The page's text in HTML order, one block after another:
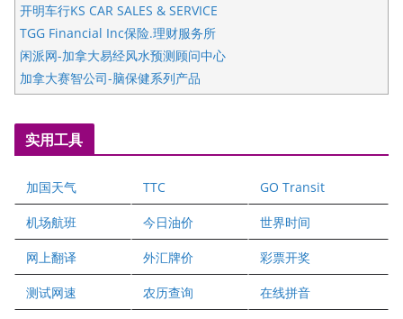
开明车行KS CAR SALES & SERVICE
TGG Financial Inc保险.理财服务所
闲派网-加拿大易经风水预测顾问中心
加拿大赛智公司-脑保健系列产品
五星国艺拍卖及评估公司
国际注册执业营养师公会
爱德华连锁酒店万锦分店
健健宝公司
二十一世纪美联地产公司
全球趋势移民留学
盛达资本
正点印艺设计
实用工具
加国天气 TTC GO Transit
机场航班 今日油价 世界时间
网上翻译 外汇牌价 彩票开奖
测试网速 农历查询 在线拼音